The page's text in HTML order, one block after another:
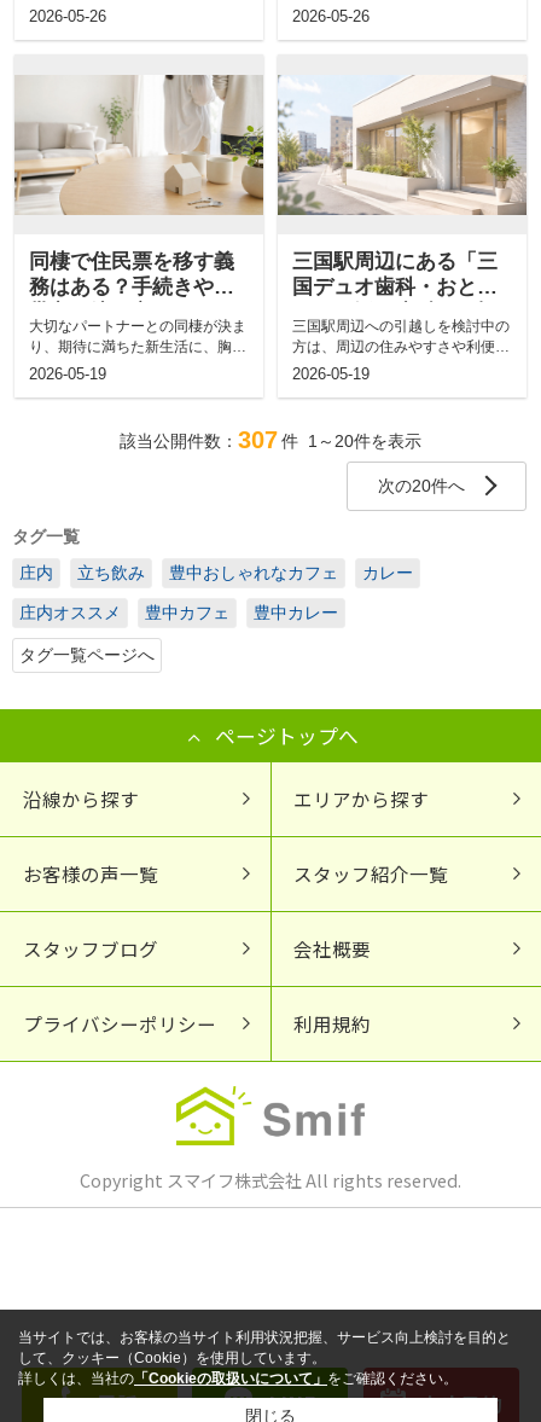
さや飲食店について気になってい
2026-05-26
影響について、不安を感じたこと
2026-05-26
同棲で住民票を移す義
務はある？手続きや世
も解説
大切なパートナーとの同棲が決ま
り、期待に満ちた新生活に、胸を
躍らせている方も多いのではない
2026-05-19
三国駅周辺にある「三
国デュオ歯科・おとな
要！診療内容もご紹介
三国駅周辺への引越しを検討中の
方は、周辺の住みやすさや利便性
の高い施設について、事前に情報
2026-05-19
該当公開件数： 307件 1～20件を表示
次の20件へ
タグ一覧
庄内
立ち飲み 豊中おしゃれなカフェ カレー
庄内オススメ 豊中カフェ 豊中カレー
タグ一覧ページへ
ページトップへ
沿線から探す エリアから探す
お客様の声一覧 スタッフ紹介一覧
スタッフブログ 会社概要
プライバシーポリシー 利用規約
Copyright スマイフ株式会社 All rights reserved.
電話 LINE 来店予約
当サイトでは、お客様の当サイト利用状況把握、サービス向上検討を目的と
して、クッキー（Cookie）を使用しています。
詳しくは、当社の 「Cookieの取扱いについて」 をご確認ください。
閉じる